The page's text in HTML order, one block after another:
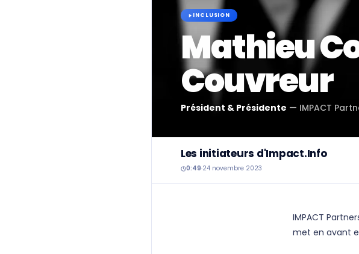
INCLUSION
Mathieu
Couvreur
Président & Présidente — IMPACT
Les initiateurs d'Impact.Info
0:49·24 novembre 2023
IMPACT
met en avant